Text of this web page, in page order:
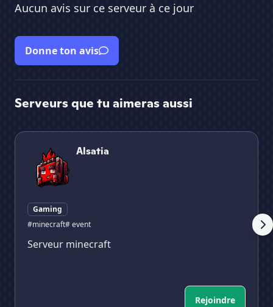
Aucun avis sur ce serveur à ce jour
Donne ton avis
Serveurs que tu aimeras aussi
Alsatia
Alsatia
Gaming
#minecraft# event
Serveur minecraft
Rejoindre